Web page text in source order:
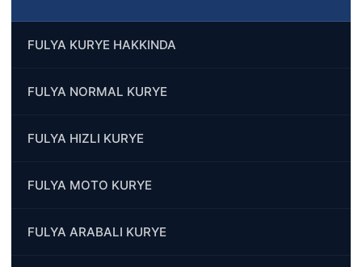
FULYA KURYE HAKKINDA
FULYA NORMAL KURYE
FULYA HIZLI KURYE
FULYA MOTO KURYE
FULYA ARABALI KURYE